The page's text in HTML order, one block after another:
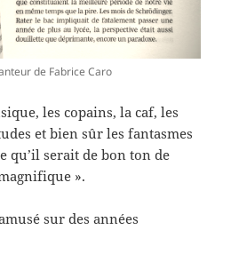
de Fabrice Caro
les copains, la caf, les
et bien sûr les fantasmes
qu’il serait de bon ton de
».
sur des années